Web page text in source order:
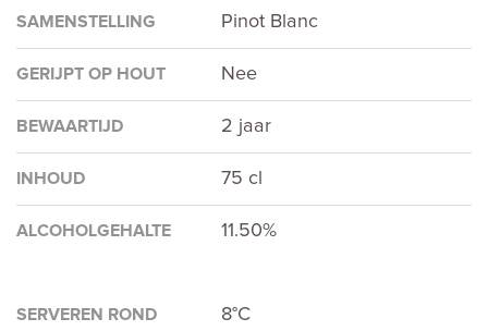
SAMENSTELLING Pinot Blanc
GERIJPT OP HOUT Nee
BEWAARTIJD 2 jaar
INHOUD 75 cl
ALCOHOLGEHALTE 11.50%
SERVEREN ROND 8°C